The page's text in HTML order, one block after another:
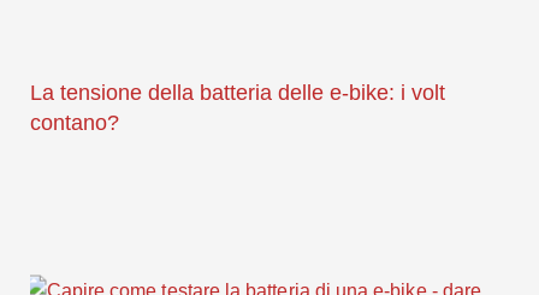
La tensione della batteria delle e-bike: i volt
contano?